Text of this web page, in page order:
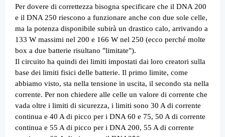
Per dovere di correttezza bisogna specificare che il DNA 200
e il DNA 250 riescono a funzionare anche con due sole celle,
ma la potenza disponibile subirà un drastico calo, arrivando a
133 W massimi nel 200 e 166 W nel 250 (ecco perché molte
box a due batterie risultano "limitate").
Il circuito ha quindi dei limiti impostati dai loro creatori sulla
base dei limiti fisici delle batterie. Il primo limite, come
abbiamo visto, sta nella tensione in uscita, il secondo sta nella
corrente. Per non chiedere alle celle un valore di corrente che
vada oltre i limiti di sicurezza, i limiti sono 30 A di corrente
continua e 40 A di picco per i DNA 60 e 75, 50 A di corrente
continua e 55 A di picco per i DNA 200, 55 A di corrente